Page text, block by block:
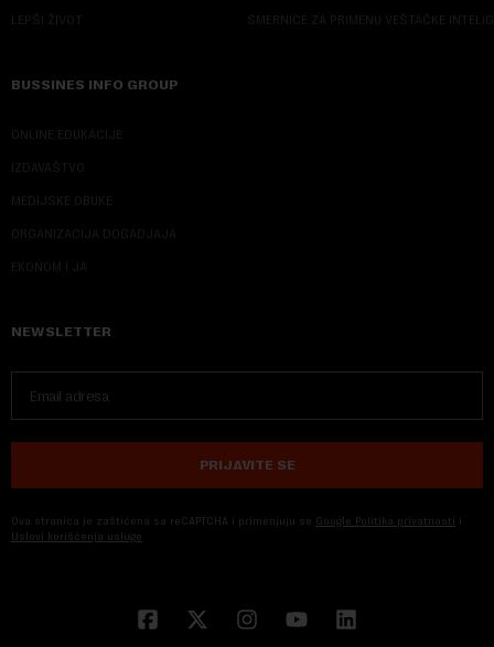
LEPŠI ŽIVOT SMERNICE ZA PRIMENU VEŠTAČKE
BUSSINES INFO GROUP
ONLINE EDUKACIJE
IZDAVAŠTVO
MEDIJSKE OBUKE
ORGANIZACIJA DOGADJAJA
EKONOM I JA
NEWSLETTER
PRIJAVITE SE
Ova stranica je zaštićena sa reCAPTCHA i primenjuju se Google Politika privatnosti i
Uslovi korišćenja usluge